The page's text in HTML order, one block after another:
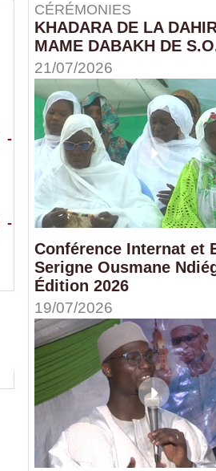
-
-
CÉRÉMONIES
KHADARA DE LA
MAME DABAKH DE
21/07/2026
Conférence Internat et
Serigne Ousmane
Édition 2026
19/07/2026